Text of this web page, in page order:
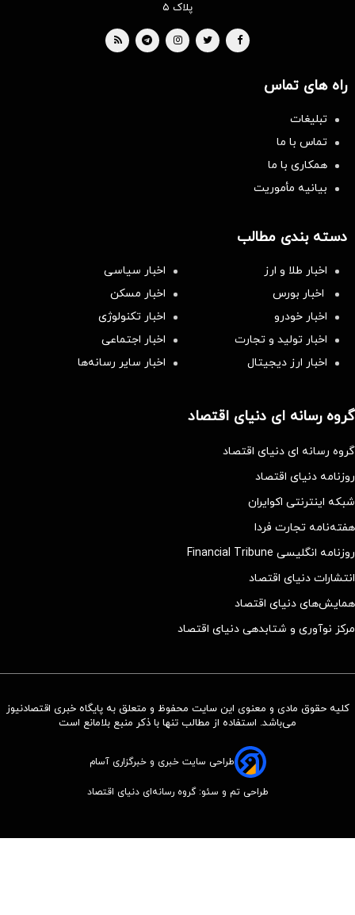
پلاک ۵
راه های تماس
تبلیغات
تماس با ما
همکاری با ما
بیانیه مأموریت
دسته بندی مطالب
اخبار طلا و ارز
اخبار سیاسی
اخبار بورس
اخبار مسکن
اخبار خودرو
اخبار تکنولوژی
اخبار تولید و تجارت
اخبار اجتماعی
اخبار ارز دیجیتال
اخبار سایر رسانه‌‌ها
گروه رسانه ای دنیای اقتصاد
گروه رسانه ای دنیای اقتصاد
روزنامه دنیای اقتصاد
شبکه اینترنتی اکوایران
هفته‌نامه تجارت فردا
روزنامه انگلیسی Financial Tribune
انتشارات دنیای اقتصاد
همایش‌های دنیای اقتصاد
مرکز نوآوری و شتابدهی دنیای اقتصاد
کلیه حقوق مادی و معنوی این سایت محفوظ و متعلق به پایگاه خبری اقتصادنیوز
می‌باشد. استفاده از مطالب تنها با ذکر منبع بلامانع است
طراحی سایت خبری و خبرگزاری آسام
طراحی تم و سئو: گروه رسانه‌ای دنیای اقتصاد